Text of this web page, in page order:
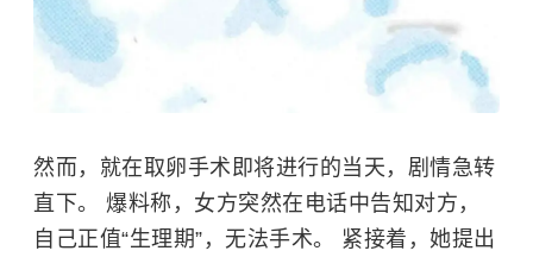
然而，就在取卵手术即将进行的当天，剧情急转
直下。 爆料称，女方突然在电话中告知对方，
自己正值“生理期”，无法手术。 紧接着，她提出